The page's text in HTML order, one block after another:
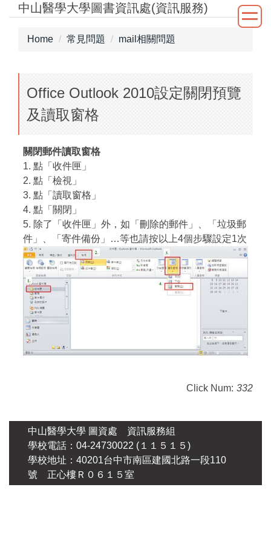
Jump中山醫學大學圖書資訊處(資訊服務)
Home 常見問題 mail相關問題
Office Outlook 2010設定關閉預覽
及讀取窗格
關閉郵件讀取窗格
1. 點「收件匣」
2. 點「檢視」
3. 點「讀取窗格」
4. 點「關閉」
5. 除了「收件匣」外，如「刪除的郵件」、「垃圾郵
件」、「寄件備份」…等也請按以上4個步驟設定1次
Click Num: 332
中山醫學大學 圖資處 資訊服務組
學校電話：04-24730022 (１１５１５)
學校地址：40201台中市南區建國北路一段110
號 正心樓Ｒ０６１５室